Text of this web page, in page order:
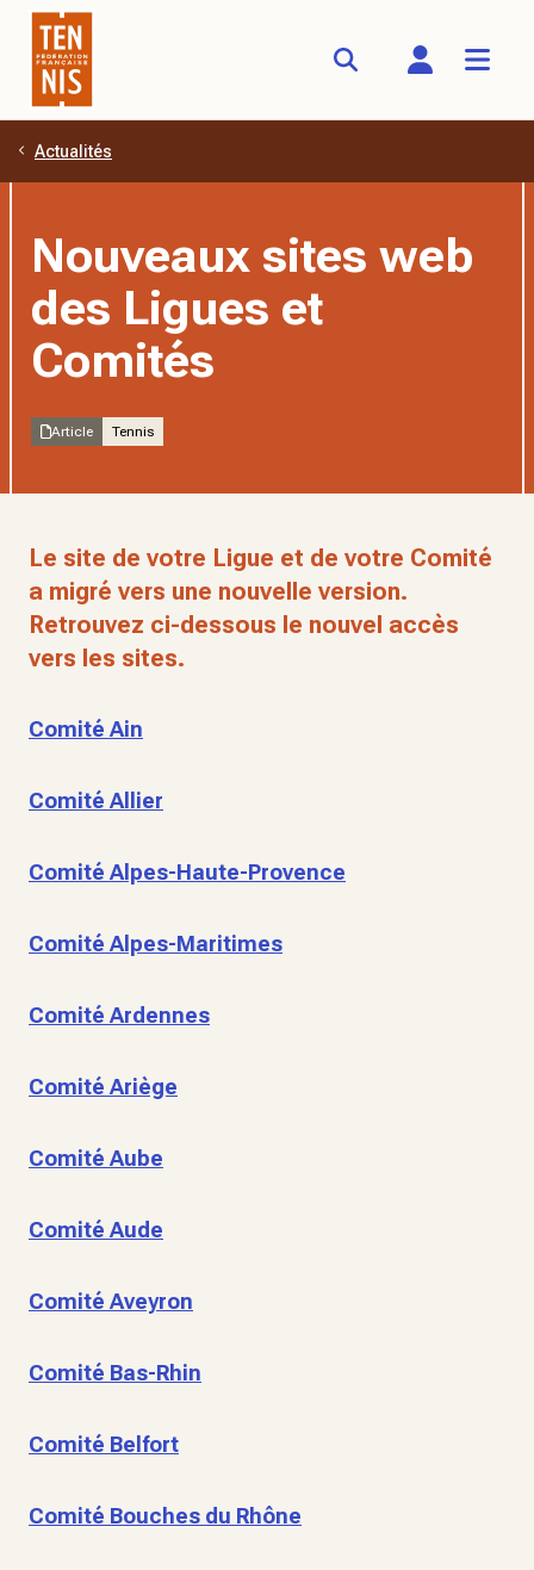
Aller au contenu principal
Actualités
Nouveaux sites web
des Ligues et
Comités
Article Tennis
Le site de votre Ligue et de votre Comité
a migré vers une nouvelle version.
Retrouvez ci-dessous le nouvel accès
vers les sites.
Comité Ain
Comité Allier
Comité Alpes-Haute-Provence
Comité Alpes-Maritimes
Comité Ardennes
Comité Ariège
Comité Aube
Comité Aude
Comité Aveyron
Comité Bas-Rhin
Comité Belfort
Comité Bouches du Rhône